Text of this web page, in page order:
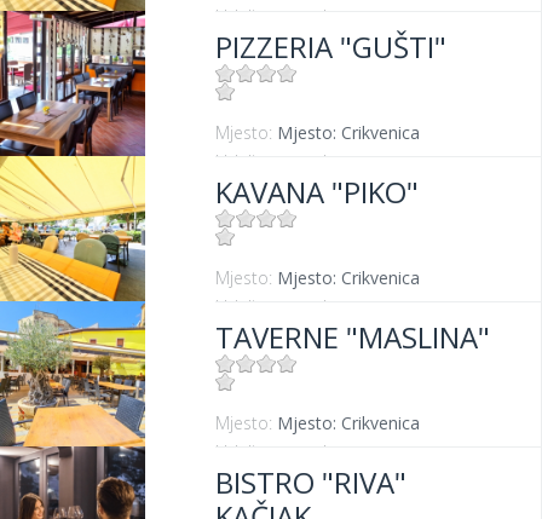
Udaljenost od mora:
PIZZERIA "GUŠTI"
Mjesto: Mjesto: Crikvenica
Udaljenost od mora:
KAVANA "PIKO"
Mjesto: Mjesto: Crikvenica
Udaljenost od mora:
TAVERNE "MASLINA"
Mjesto: Mjesto: Crikvenica
Udaljenost od mora:
BISTRO "RIVA"